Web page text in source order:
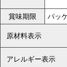
賞味期限 パッ
原材料表示
アレルギー表示